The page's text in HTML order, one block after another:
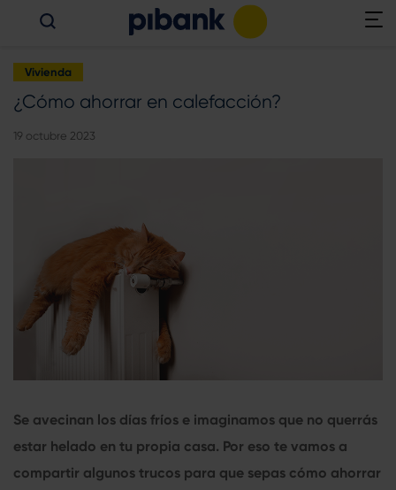
Vivienda
¿Cómo ahorrar en calefacción?
19 octubre 2023
Se avecinan los días fríos e imaginamos que no querrás
estar helado en tu propia casa. Por eso te vamos a
compartir algunos trucos para que sepas cómo ahorrar